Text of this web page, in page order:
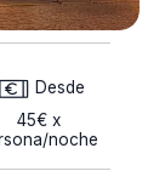
Desde
45€ x
noche